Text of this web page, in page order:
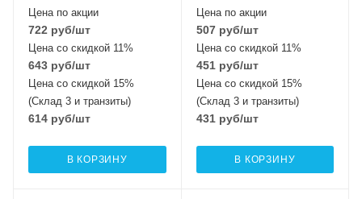
Цена по акции
722 руб/шт
Цена со скидкой 11%
643 руб/шт
Цена со скидкой 15%
(Склад 3 и транзиты)
614 руб/шт
В КОРЗИНУ
Цена по акции
507руб/шт
Цена со скидкой 11%
451руб/шт
Цена со скидкой 15%
(Склад 3 и транзиты)
431руб/шт
В КОРЗИНУ